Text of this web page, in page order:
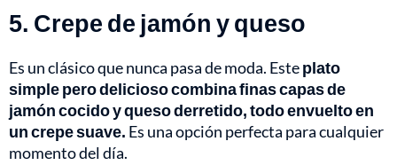
5. Crepe de jamón y queso
Es un clásico que nunca pasa de moda. Esteplato
simple pero delicioso combina finas capas de
jamón cocido y queso derretido, todo envuelto en
un crepe suave. Es una opción perfecta para cualquier
momento del día.